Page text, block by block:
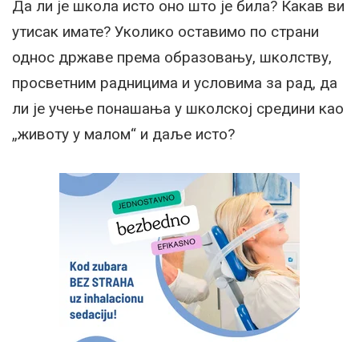
Да ли је школа исто оно што је била? Какав ви
утисак имате? Уколико оставимо по страни
однос државе према образовању, школству,
просветним радницима и условима за рад, да
ли је учење понашања у школској средини као
„животу у малом“ и даље исто?